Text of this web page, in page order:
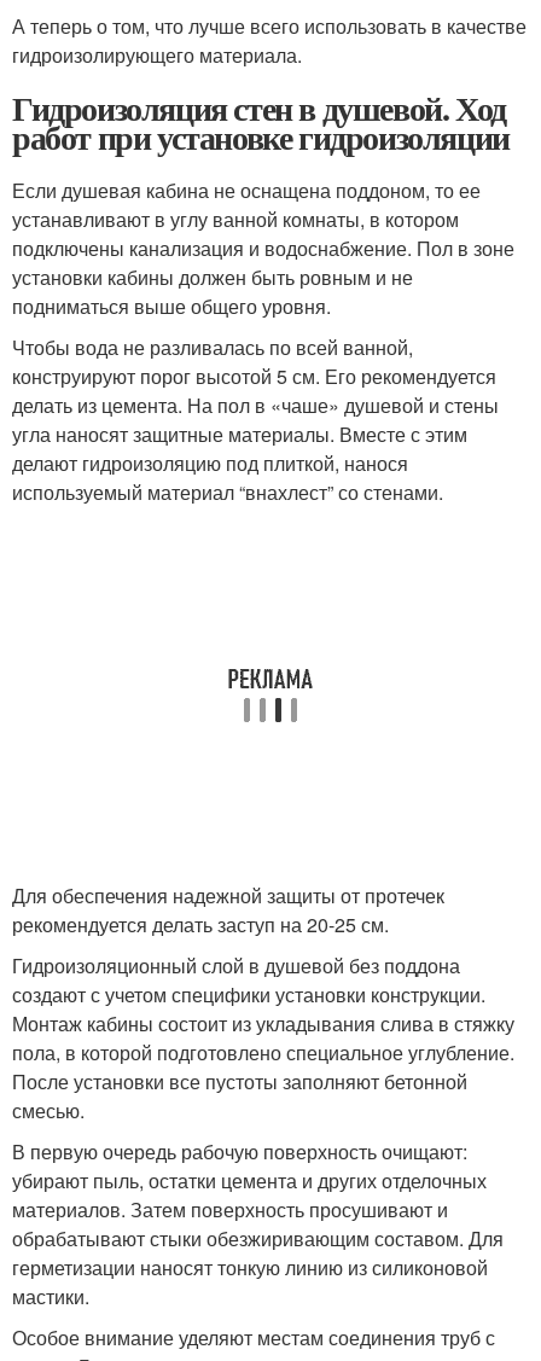
А теперь о том, что лучше всего использовать в качестве
гидроизолирующего материала.
Гидроизоляция стен в душевой. Ход
работ при установке гидроизоляции
Если душевая кабина не оснащена поддоном, то ее
устанавливают в углу ванной комнаты, в котором
подключены канализация и водоснабжение. Пол в зоне
установки кабины должен быть ровным и не
подниматься выше общего уровня.
Чтобы вода не разливалась по всей ванной,
конструируют порог высотой 5 см. Его рекомендуется
делать из цемента. На пол в «чаше» душевой и стены
угла наносят защитные материалы. Вместе с этим
делают гидроизоляцию под плиткой, нанося
используемый материал “внахлест” со стенами.
Для обеспечения надежной защиты от протечек
рекомендуется делать заступ на 20-25 см.
Гидроизоляционный слой в душевой без поддона
создают с учетом специфики установки конструкции.
Монтаж кабины состоит из укладывания слива в стяжку
пола, в которой подготовлено специальное углубление.
После установки все пустоты заполняют бетонной
смесью.
В первую очередь рабочую поверхность очищают:
убирают пыль, остатки цемента и других отделочных
материалов. Затем поверхность просушивают и
обрабатывают стыки обезжиривающим составом. Для
герметизации наносят тонкую линию из силиконовой
мастики.
Особое внимание уделяют местам соединения труб с